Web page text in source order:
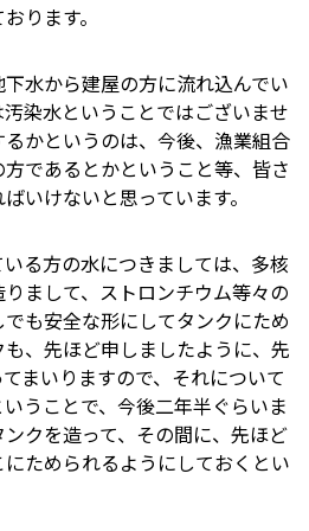
ります。
水から建屋の方に流れ込んでい
染水ということではございませ
かというのは、今後、漁業組合
であるとかということ等、皆さ
いけないと思っています。
る方の水につきましては、多核
まして、ストロンチウム等々の
も安全な形にしてタンクにため
、先ほど申しましたように、先
まいりますので、それについて
うことで、今後二年半ぐらいま
クを造って、その間に、先ほど
ためられるようにしておくとい